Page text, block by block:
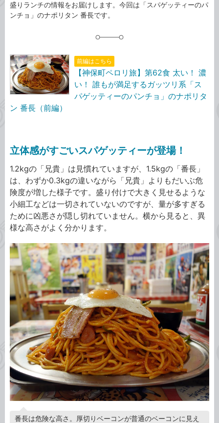
盛りランチの情報をお届けします。今回は「スパゲッティーのパ
ンチョ」のナポリタン 番長です。
前編はこちら
【神保町ペロリ旅】第62食 太い！ 濃
い！ 誰もが満足するガッツリ系「ス
パゲッティーのパンチョ」のナポリタ
ン 番長（前編）
立体感がすごいスパゲッティーが登場！
1.2kgの「兄貴」は見慣れていますが、1.5kgの「番長」
は、わずか0.3kgの違いながら「兄貴」よりもだいぶ危
険度が増した様子です。盛り付けで大きく見せるような
小細工などは一切されていないのですが、量が多すぎる
ために凶悪さが隠し切れていません。横から見ると、異
様な高さがよく分かります。
番長は危険な高さ。厚切りベーコンが普通のベーコンに見え